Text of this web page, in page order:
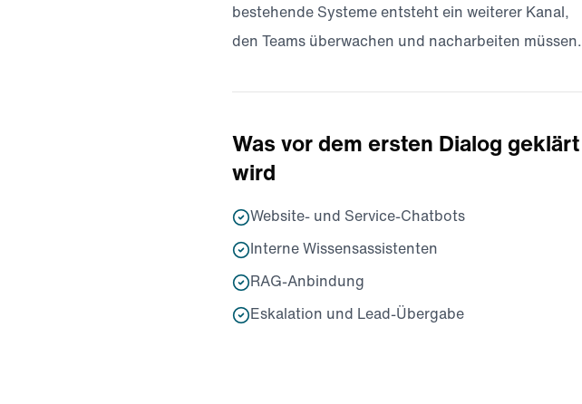
bestehende Systeme entsteht ein weiterer Kanal,
den Teams überwachen und nacharbeiten müssen.
Was vor dem ersten Dialog geklärt
wird
Website- und Service-Chatbots
Interne Wissensassistenten
RAG-Anbindung
Eskalation und Lead-Übergabe